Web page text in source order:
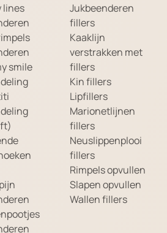
lines
smile
Jukbeenderen
fillers
Kaaklijn
verstrakken met
fillers
Kin fillers
Lipfillers
Marionetlijnen
fillers
Neuslippenplooi
fillers
Rimpels opvullen
Slapen opvullen
Wallen fillers